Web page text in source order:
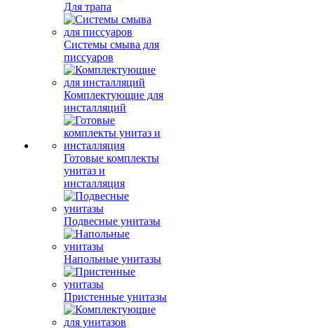
Для трапа
Системы смыва для
писсуаров
Комплектующие для
инсталляций
Готовые комплекты
унитаз и
инсталляция
Подвесные унитазы
Напольные унитазы
Пристенные унитазы